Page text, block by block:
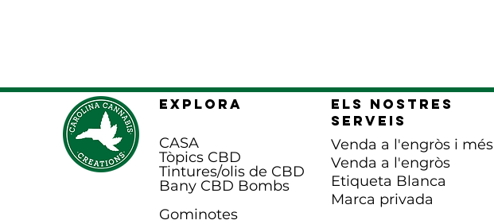
EXPLORA
CASA
Tòpics CBD
Tintures/olis de CBD
Bany CBD Bombs
Gominotes
els nostres
serveis
Venda a l'engròs i més
Venda a l'engròs
Etiqueta Blanca
Marca privada